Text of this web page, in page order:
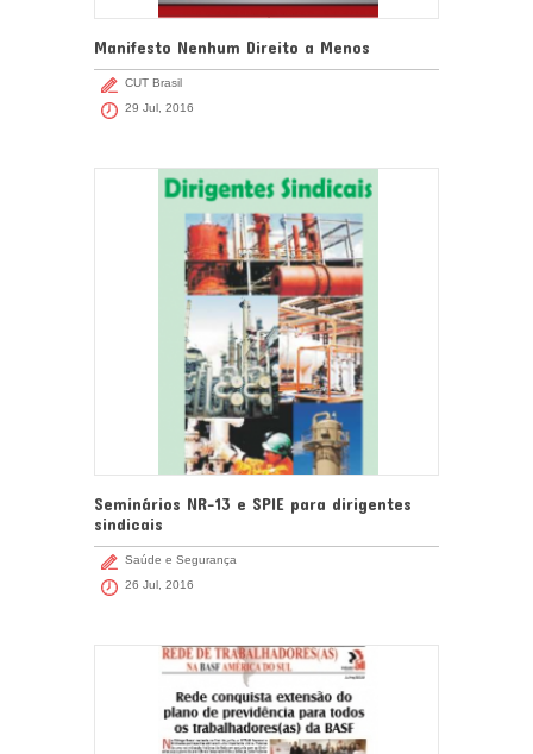
Manifesto Nenhum Direito a Menos
CUT Brasil
29 Jul, 2016
Seminários NR-13 e SPIE para dirigentes
sindicais
Saúde e Segurança
26 Jul, 2016